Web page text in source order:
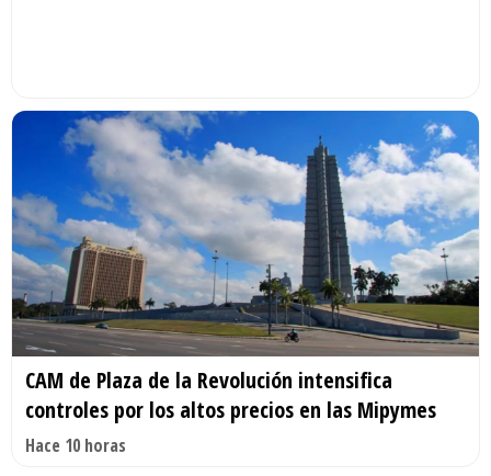
CAM de Plaza de la Revolución intensifica
controles por los altos precios en las Mipymes
Hace 10 horas